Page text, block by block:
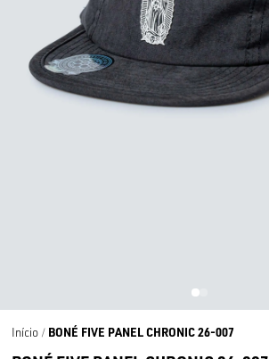
Início BONÉ FIVE PANEL CHRONIC 26-007